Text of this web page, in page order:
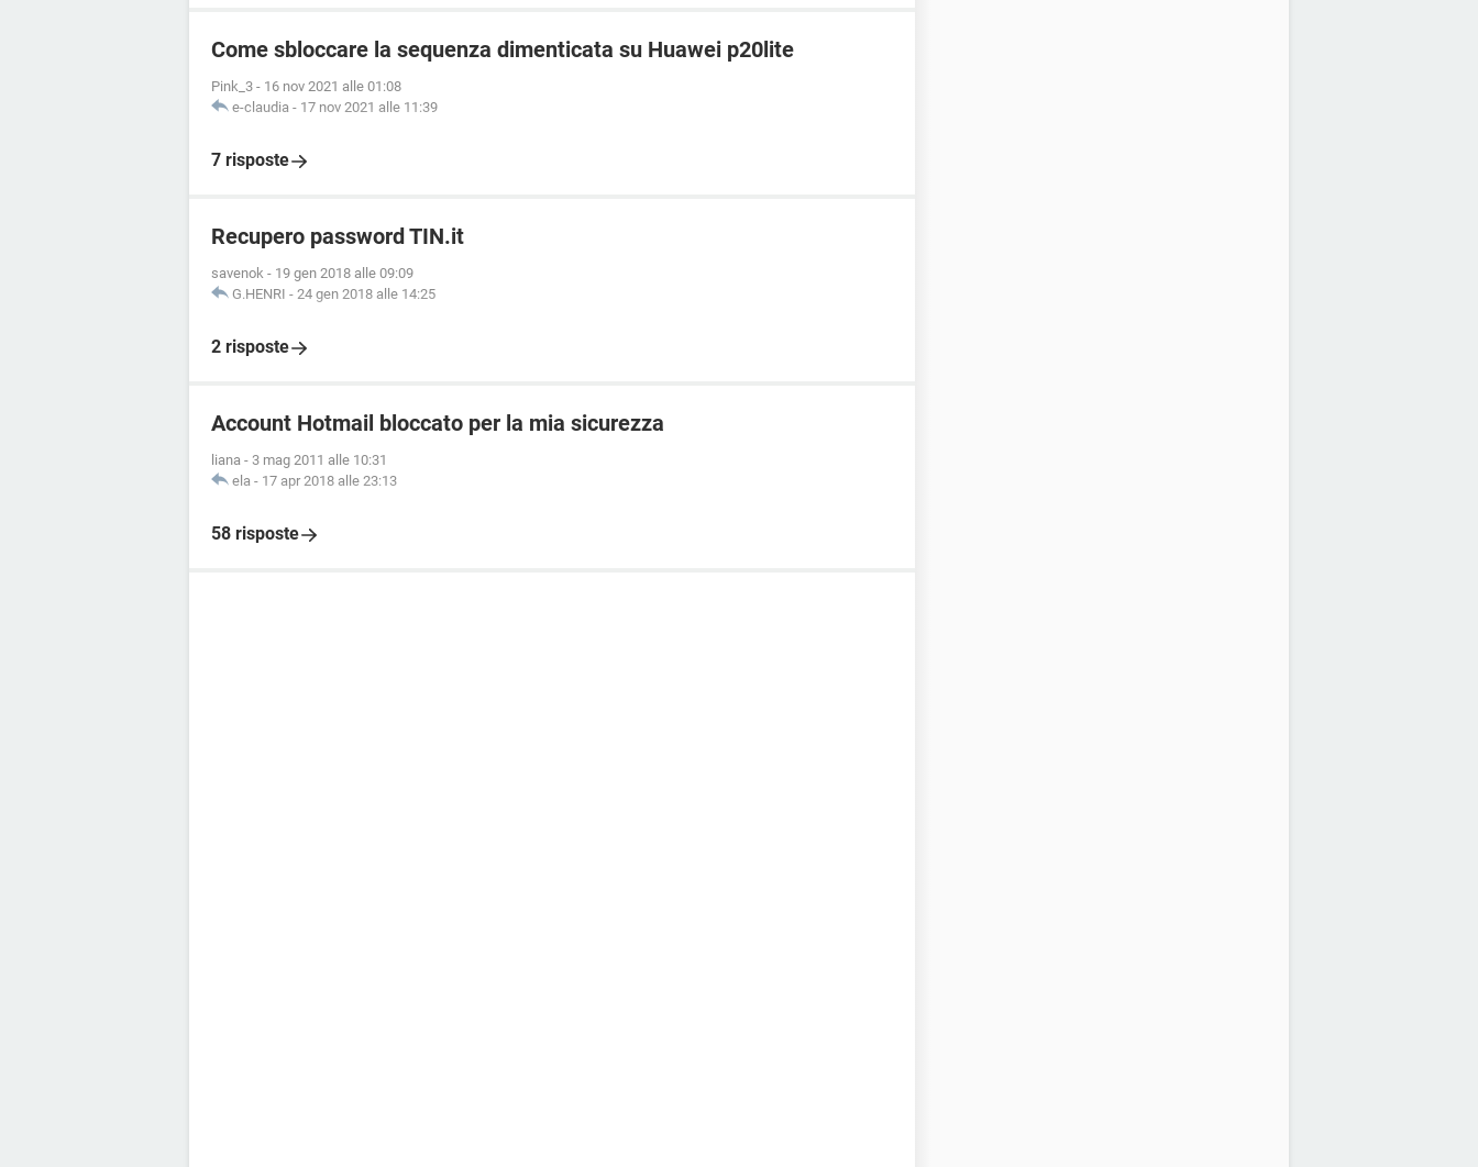
Come sbloccare la sequenza dimenticata su Huawei p20lite
Pink_3 - 16 nov 2021 alle 01:08
e-claudia - 17 nov 2021 alle 11:39
7 risposte
Recupero password TIN.it
savenok - 19 gen 2018 alle 09:09
G.HENRI - 24 gen 2018 alle 14:25
2 risposte
Account Hotmail bloccato per la mia sicurezza
liana - 3 mag 2011 alle 10:31
ela - 17 apr 2018 alle 23:13
58 risposte